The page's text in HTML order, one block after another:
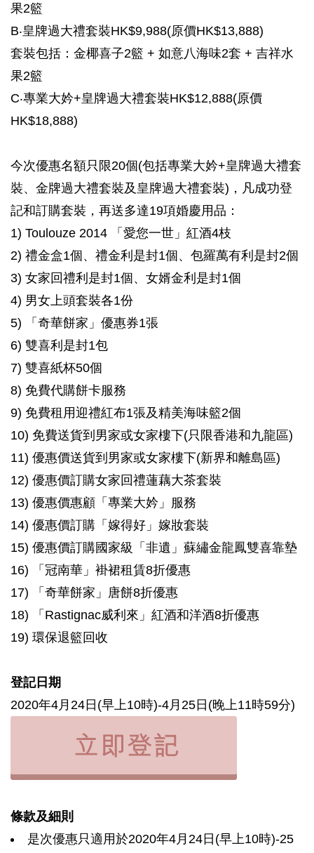
果2籃
B‧皇牌過大禮套裝HK$9,988(原價HK$13,888)
套裝包括：金椰喜子2籃 + 如意八海味2套 + 吉祥水
果2籃
C‧專業大妗+皇牌過大禮套裝HK$12,888(原價
HK$18,888)
今次優惠名額只限20個(包括專業大妗+皇牌過大禮套
裝、金牌過大禮套裝及皇牌過大禮套裝)，凡成功登
記和訂購套裝，再送多達19項婚慶用品：
1) Toulouze 2014 「愛您一世」紅酒4枝
2) 禮金盒1個、禮金利是封1個、包羅萬有利是封2個
3) 女家回禮利是封1個、女婿金利是封1個
4) 男女上頭套裝各1份
5) 「奇華餅家」優惠券1張
6) 雙喜利是封1包
7) 雙喜紙杯50個
8) 免費代購餅卡服務
9) 免費租用迎禮紅布1張及精美海味籃2個
10) 免費送貨到男家或女家樓下(只限香港和九龍區)
11) 優惠價送貨到男家或女家樓下(新界和離島區)
12) 優惠價訂購女家回禮蓮藕大茶套裝
13) 優惠價惠顧「專業大妗」服務
14) 優惠價訂購「嫁得好」嫁妝套裝
15) 優惠價訂購國家級「非遺」蘇繡金龍鳳雙喜靠墊
16) 「冠南華」褂裙租賃8折優惠
17) 「奇華餅家」唐餅8折優惠
18) 「Rastignac威利來」紅酒和洋酒8折優惠
19) 環保退籃回收
登記日期
2020年4月24日(早上10時)-4月25日(晚上11時59分)
條款及細則
是次優惠只適用於2020年4月24日(早上10時)-25